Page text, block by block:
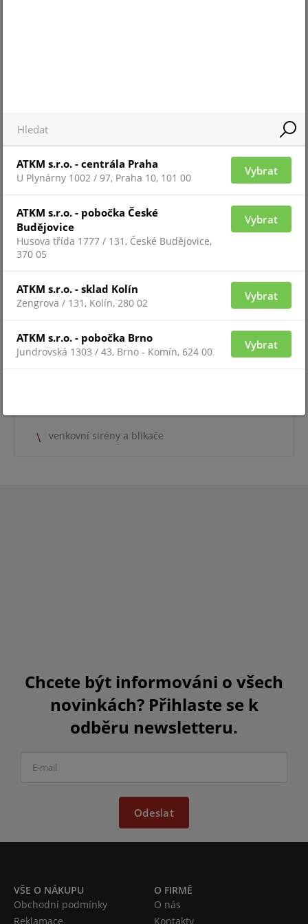
ALTERNATIVNÍ ZBOŽÍ
ODYSSEY-X-BE
přihlášený
Pro
venkovní sirény a blikače
Chcete být informováni o všech
novinkách? Přihlaste se k
odběru newsletteru.
Odeslat
VŠE O NÁKUPU
Obchodní podmínky
Reklamace
O FIRMĚ
O nás
Kontakty
ATKM s.r.o. - centrála Praha
U Plynárny 1002 / 97, Praha 10, 101 00
Vybrat
ATKM s.r.o. - pobočka České
Budějovice
Husova třída 1777 / 131, České Budějovice,
370 05
Vybrat
ATKM s.r.o. - sklad Kolín
Zengrova / 131, Kolín, 280 02
Vybrat
ATKM s.r.o. - pobočka Brno
Jundrovská 1303 / 43, Brno - Komín, 624 00
Vybrat